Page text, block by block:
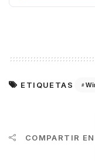
ETIQUETAS
COMPARTIR EN